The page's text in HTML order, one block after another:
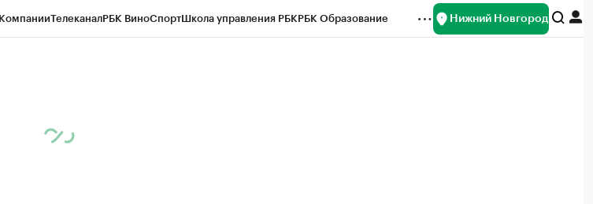
ТелеканалРБК ВиноСпортШкола управления РБКРБК Образование Нижний Новгород